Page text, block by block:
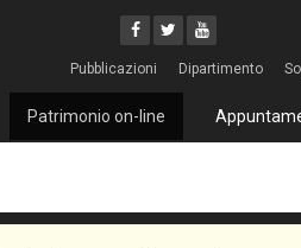
Facebook
Twitter
Youtube
Pubblicazioni Dipartimento
Patrimonio on-line